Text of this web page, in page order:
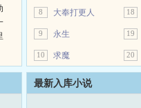
8 大奉打更人
9 永生
10 求魔
18
19
20
最新入库小说